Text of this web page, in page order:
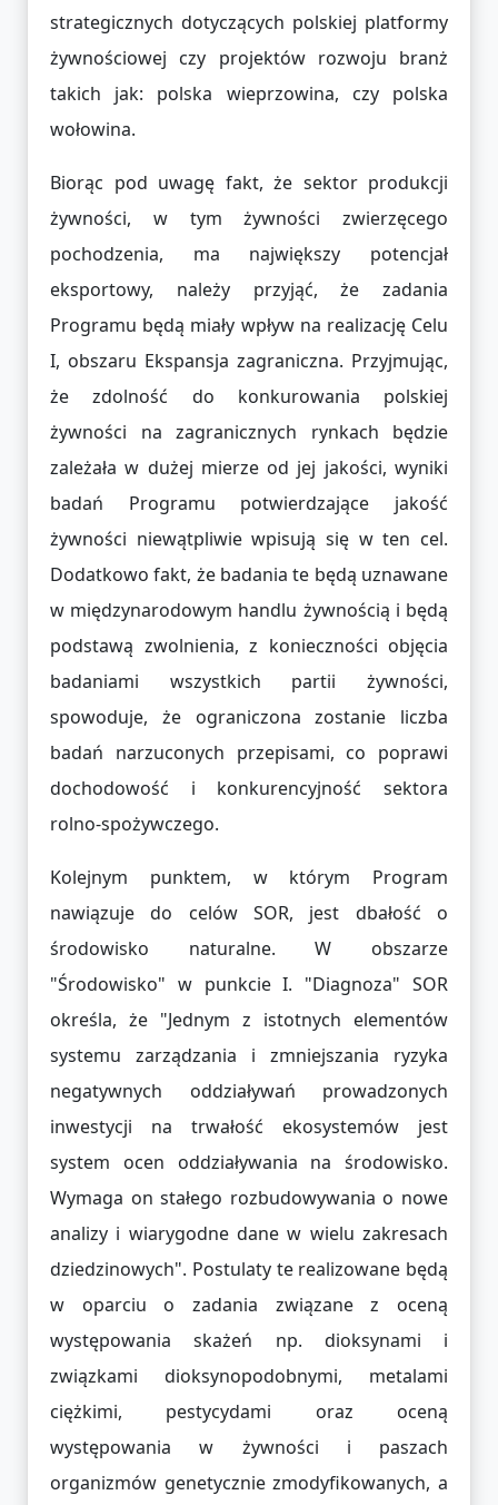
strategicznych dotyczących polskiej platformy
żywnościowej czy projektów rozwoju branż
takich jak: polska wieprzowina, czy polska
wołowina.
Biorąc pod uwagę fakt, że sektor produkcji
żywności, w tym żywności zwierzęcego
pochodzenia, ma największy potencjał
eksportowy, należy przyjąć, że zadania
Programu będą miały wpływ na realizację Celu
I, obszaru Ekspansja zagraniczna. Przyjmując,
że zdolność do konkurowania polskiej
żywności na zagranicznych rynkach będzie
zależała w dużej mierze od jej jakości, wyniki
badań Programu potwierdzające jakość
żywności niewątpliwie wpisują się w ten cel.
Dodatkowo fakt, że badania te będą uznawane
w międzynarodowym handlu żywnością i będą
podstawą zwolnienia, z konieczności objęcia
badaniami wszystkich partii żywności,
spowoduje, że ograniczona zostanie liczba
badań narzuconych przepisami, co poprawi
dochodowość i konkurencyjność sektora
rolno-spożywczego.
Kolejnym punktem, w którym Program
nawiązuje do celów SOR, jest dbałość o
środowisko naturalne. W obszarze
"Środowisko" w punkcie I. "Diagnoza" SOR
określa, że "Jednym z istotnych elementów
systemu zarządzania i zmniejszania ryzyka
negatywnych oddziaływań prowadzonych
inwestycji na trwałość ekosystemów jest
system ocen oddziaływania na środowisko.
Wymaga on stałego rozbudowywania o nowe
analizy i wiarygodne dane w wielu zakresach
dziedzinowych". Postulaty te realizowane będą
w oparciu o zadania związane z oceną
występowania skażeń np. dioksynami i
związkami dioksynopodobnymi, metalami
ciężkimi, pestycydami oraz oceną
występowania w żywności i paszach
organizmów genetycznie zmodyfikowanych, a